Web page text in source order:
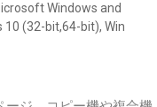
Windows and
10 (32-bit,64-bit), Win